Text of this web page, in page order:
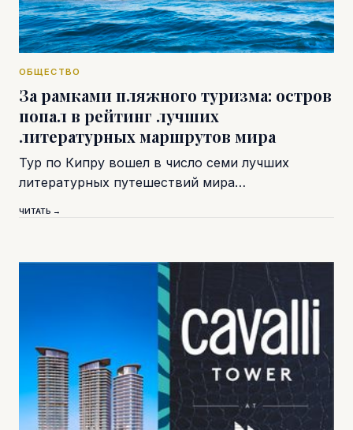
ОБЩЕСТВО
За рамками пляжного туризма: остров
попал в рейтинг лучших
литературных маршрутов мира
Тур по Кипру вошел в число семи лучших
литературных путешествий мира…
ЧИТАТЬ →